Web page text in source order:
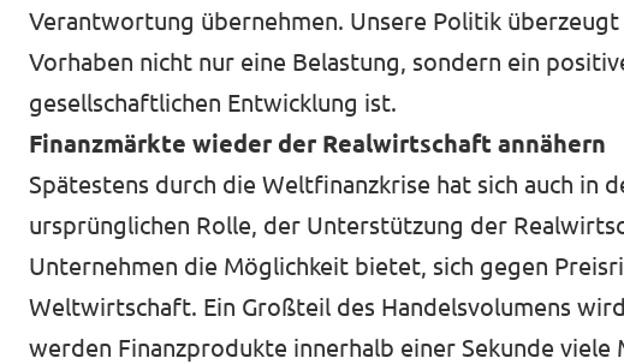
Verantwortung übernehmen. Unsere Politik
Vorhaben nicht nur eine Belastung, sondern ein
gesellschaftlichen Entwicklung ist.
Finanzmärkte wieder der Realwirtschaft annähern
Spätestens durch die Weltfinanzkrise hat sich auch in
ursprünglichen Rolle, der Unterstützung der
Unternehmen die Möglichkeit bietet, sich gegen
Weltwirtschaft. Ein Großteil des Handelsvolumens
werden Finanzprodukte innerhalb einer Sekunde